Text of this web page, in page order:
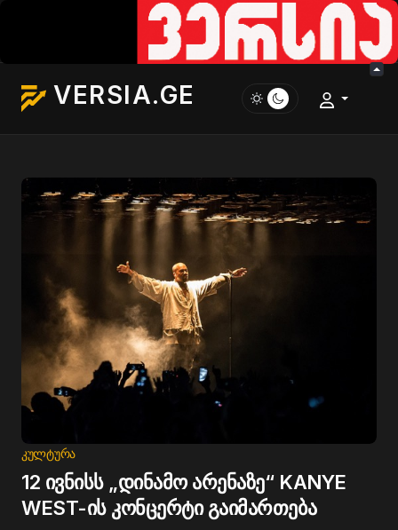
VERSIA.GE
ᲙᲣᲚᲢᲣᲠᲐ
12 ივნისს „დინამო არენაზე“ KANYE
WEST-ის კონცერტი გაიმართება